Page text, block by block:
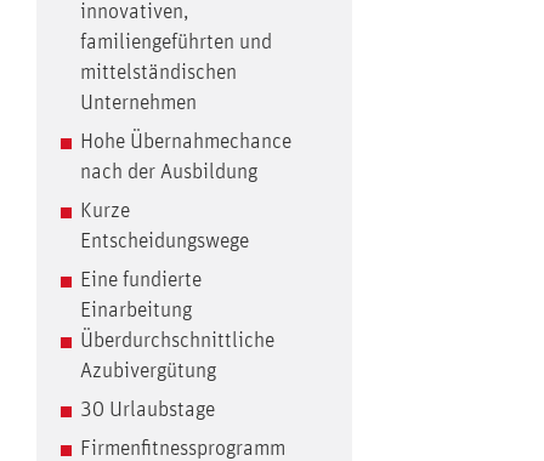
innovativen,
familiengeführten und
mittelständischen
Unternehmen
Hohe Übernahmechance
nach der Ausbildung
Kurze
Entscheidungswege
Eine fundierte
Einarbeitung
Überdurchschnittliche
Azubivergütung
30 Urlaubstage
Firmenfitnessprogramm